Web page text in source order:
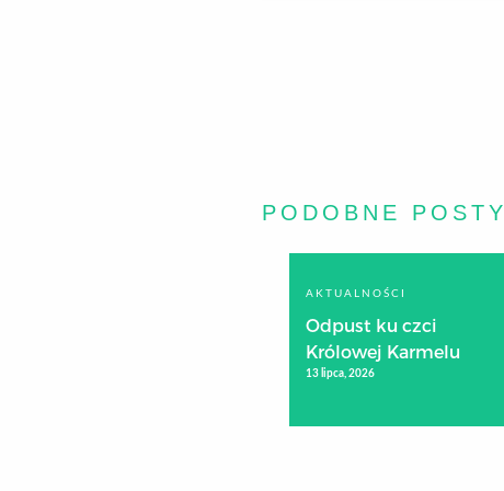
PODOBNE POSTY
AKTUALNOŚCI
Odpust ku czci
Królowej Karmelu
13 lipca, 2026